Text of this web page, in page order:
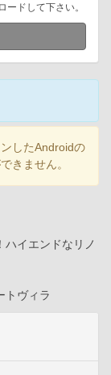
ドして下さい。
したAndroidの
きません。
ハイエンドなリノ
トヴィラ